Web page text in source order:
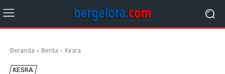
Beranda Berita Kesra
KESRA